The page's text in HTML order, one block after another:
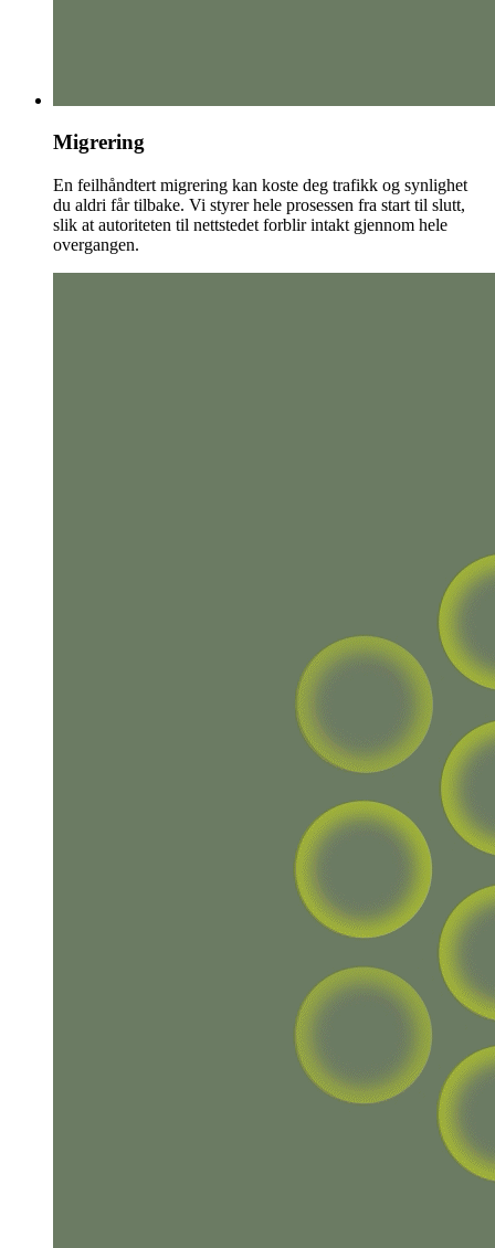
Migrering
En feilhåndtert migrering kan koste deg trafikk og synlighet
du aldri får tilbake. Vi styrer hele prosessen fra start til slutt,
slik at autoriteten til nettstedet forblir intakt gjennom hele
overgangen.